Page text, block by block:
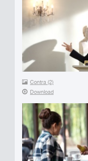
Contra (2)
Download